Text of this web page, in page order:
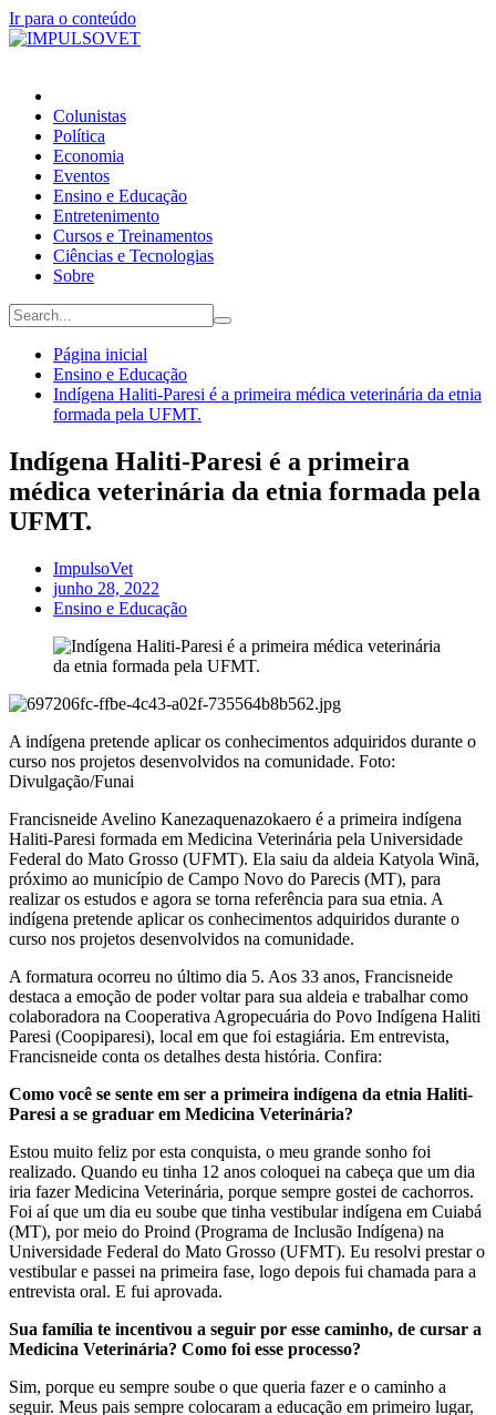
Ir para o conteúdo
Colunistas
Política
Economia
Eventos
Ensino e Educação
Entretenimento
Cursos e Treinamentos
Ciências e Tecnologias
Sobre
Página inicial
Ensino e Educação
Indígena Haliti-Paresi é a primeira médica veterinária da etnia
formada pela UFMT.
Indígena Haliti-Paresi é a primeira
médica veterinária da etnia formada pela
UFMT.
ImpulsoVet
junho 28, 2022
Ensino e Educação
A indígena pretende aplicar os conhecimentos adquiridos durante o
curso nos projetos desenvolvidos na comunidade. Foto:
Divulgação/Funai
Francisneide Avelino Kanezaquenazokaero é a primeira indígena
Haliti-Paresi formada em Medicina Veterinária pela Universidade
Federal do Mato Grosso (UFMT). Ela saiu da aldeia Katyola Winã,
próximo ao município de Campo Novo do Parecis (MT), para
realizar os estudos e agora se torna referência para sua etnia. A
indígena pretende aplicar os conhecimentos adquiridos durante o
curso nos projetos desenvolvidos na comunidade.
A formatura ocorreu no último dia 5. Aos 33 anos, Francisneide
destaca a emoção de poder voltar para sua aldeia e trabalhar como
colaboradora na Cooperativa Agropecuária do Povo Indígena Haliti
Paresi (Coopiparesi), local em que foi estagiária. Em entrevista,
Francisneide conta os detalhes desta história. Confira:
Como você se sente em ser a primeira indígena da etnia Haliti-
Paresi a se graduar em Medicina Veterinária?
Estou muito feliz por esta conquista, o meu grande sonho foi
realizado. Quando eu tinha 12 anos coloquei na cabeça que um dia
iria fazer Medicina Veterinária, porque sempre gostei de cachorros.
Foi aí que um dia eu soube que tinha vestibular indígena em Cuiabá
(MT), por meio do Proind (Programa de Inclusão Indígena) na
Universidade Federal do Mato Grosso (UFMT). Eu resolvi prestar o
vestibular e passei na primeira fase, logo depois fui chamada para a
entrevista oral. E fui aprovada.
Sua família te incentivou a seguir por esse caminho, de cursar a
Medicina Veterinária? Como foi esse processo?
Sim, porque eu sempre soube o que queria fazer e o caminho a
seguir. Meus pais sempre colocaram a educação em primeiro lugar,